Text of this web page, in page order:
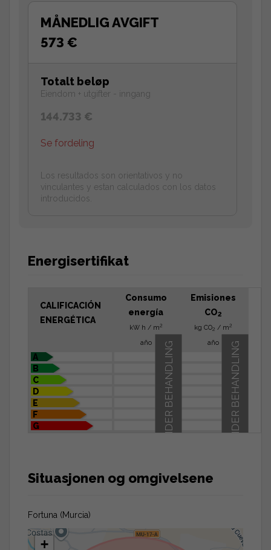
MÅNEDLIG AVGIFT
573 €
Totalt beløp
Eiendom + utgifter - inngang
144.733 €
Se fordeling
Los resultados son orientativos y no
vinculantes y estan calculados con los datos
introducidos.
Energisertifikat
CALIFICACIÓN
ENERGÉTICA
Consumo
energía
kW h / m2
año
Emisiones
CO2
kg CO2 / m2
año
A
B
C
D
E
F
G
UNDER BEHANDLING
UNDER BEHANDLING
Situasjonen og omgivelsene
Fortuna (Murcia)
+